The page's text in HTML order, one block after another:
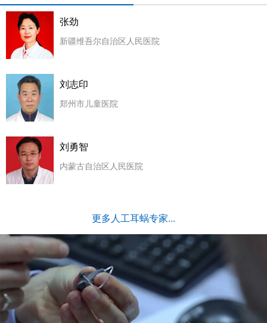
张劲
新疆维吾尔自治区人民医院
刘志印
郑州市儿童医院
刘勇智
内蒙古自治区人民医院
更多人工耳蜗专家...